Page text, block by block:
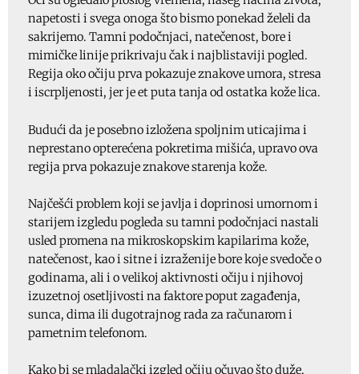
napetosti i svega onoga što bismo ponekad želeli da
sakrijemo. Tamni podočnjaci, natečenost, bore i
mimičke linije prikrivaju čak i najblistaviji pogled.
Regija oko očiju prva pokazuje znakove umora, stresa
i iscrpljenosti, jer je et puta tanja od ostatka kože lica.
Budući da je posebno izložena spoljnim uticajima i
neprestano opterećena pokretima mišića, upravo ova
regija prva pokazuje znakove starenja kože.
Najčešći problem koji se javlja i doprinosi umornom i
starijem izgledu pogleda su tamni podočnjaci nastali
usled promena na mikroskopskim kapilarima kože,
natečenost, kao i sitne i izraženije bore koje svedoče o
godinama, ali i o velikoj aktivnosti očiju i njihovoj
izuzetnoj osetljivosti na faktore poput zagađenja,
sunca, dima ili dugotrajnog rada za računarom i
pametnim telefonom.
Kako bi se mladalački izgled očiju očuvao što duže,